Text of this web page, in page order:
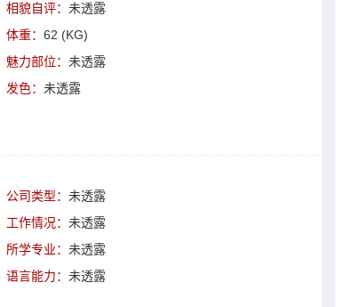
相貌自评： 未透露
体重： 62 (KG)
魅力部位： 未透露
发色： 未透露
公司类型： 未透露
工作情况： 未透露
所学专业： 未透露
语言能力： 未透露